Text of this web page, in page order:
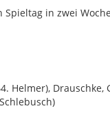
in zwei
Helmer), Drauschke,